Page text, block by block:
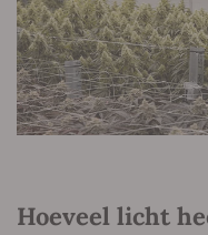
Hoeveel licht